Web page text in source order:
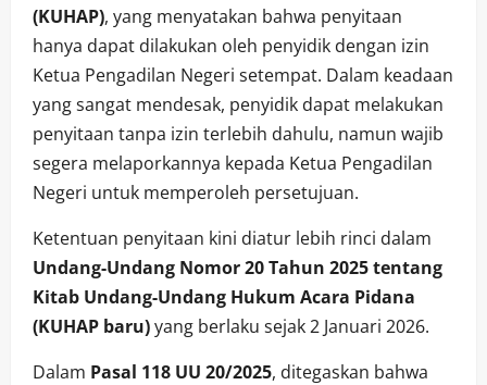
(KUHAP), yang menyatakan bahwa penyitaan
hanya dapat dilakukan oleh penyidik dengan izin
Ketua Pengadilan Negeri setempat. Dalam keadaan
yang sangat mendesak, penyidik dapat melakukan
penyitaan tanpa izin terlebih dahulu, namun wajib
segera melaporkannya kepada Ketua Pengadilan
Negeri untuk memperoleh persetujuan.
Ketentuan penyitaan kini diatur lebih rinci dalam
Undang-Undang Nomor 20 Tahun 2025 tentang
Kitab Undang-Undang Hukum Acara Pidana
(KUHAP baru)yang berlaku sejak 2 Januari 2026.
Dalam Pasal 118 UU 20/2025, ditegaskan bahwa